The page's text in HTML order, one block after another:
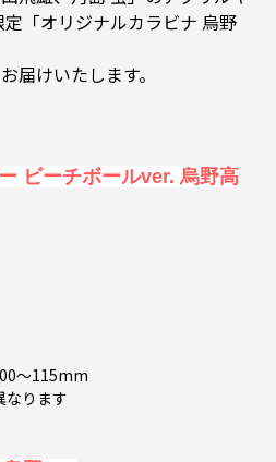
「オリジナルカラビナ 烏野
届けいたします。
ビーチボールver. 烏野高
～115mm
ります